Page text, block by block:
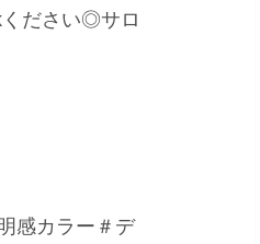
ださい◎サロ
感カラー＃デ